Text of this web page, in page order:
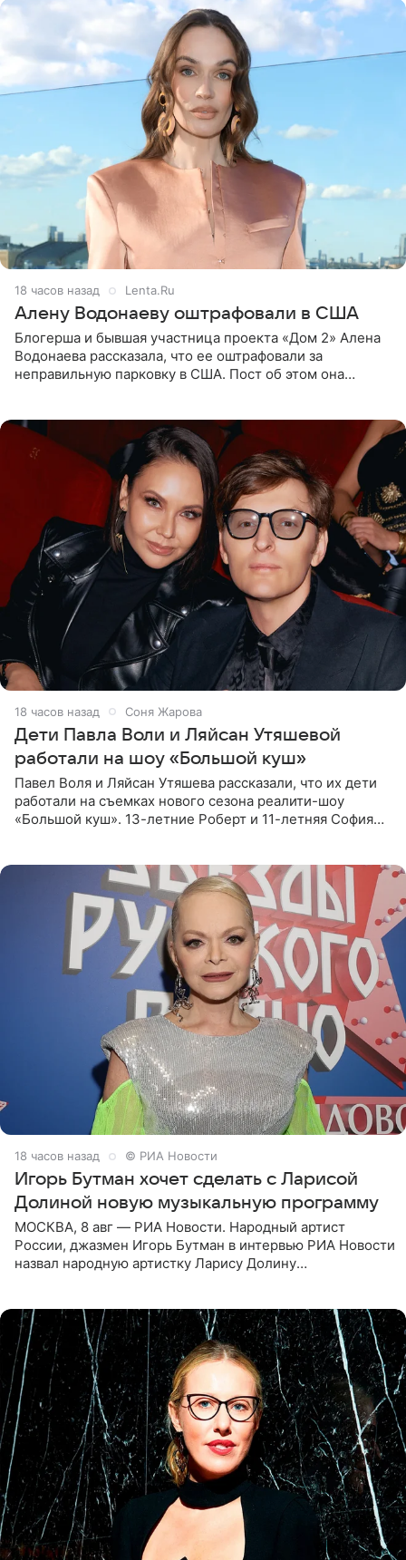
18 часов назад Lenta.Ru
Алену Водонаеву оштрафовали в США
Блогерша и бывшая участница проекта «Дом 2» Алена
Водонаева рассказала, что ее оштрафовали за
неправильную парковку в США. Пост об этом она
18 часов назад Соня Жарова
Дети Павла Воли и Ляйсан Утяшевой
работали на шоу «Большой куш»
Павел Воля и Ляйсан Утяшева рассказали, что их дети
работали на съемках нового сезона реалити-шоу
«Большой куш». 13-летние Роберт и 11-летняя София
18 часов назад © РИА Новости
Игорь Бутман хочет сделать с Ларисой
Долиной новую музыкальную программу
МОСКВА, 8 авг — РИА Новости. Народный артист
России, джазмен Игорь Бутман в интервью РИА Новости
назвал народную артистку Ларису Долину